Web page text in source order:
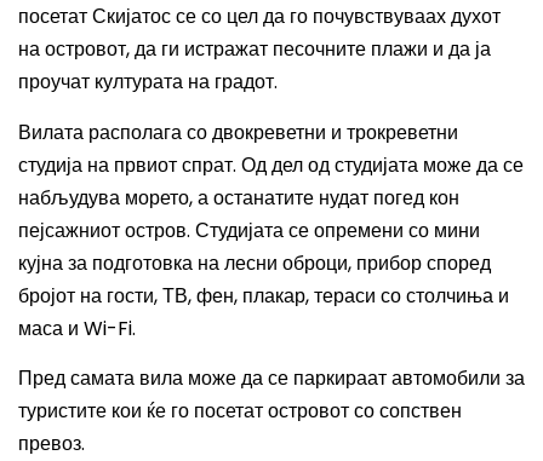
посетат Скијатос се со цел да го почувствуваах духот
на островот, да ги истражат песочните плажи и да ја
проучат културата на градот.
Вилата располага со двокреветни и трокреветни
студија на првиот спрат. Од дел од студијата може да се
набљудува морето, а останатите нудат погед кон
пејсажниот остров. Студијата се опремени со мини
кујна за подготовка на лесни оброци, прибор според
бројот на гости, ТВ, фен, плакар, тераси со столчиња и
маса и Wi-Fi.
Пред самата вила може да се паркираат автомобили за
туристите кои ќе го посетат островот со сопствен
превоз.